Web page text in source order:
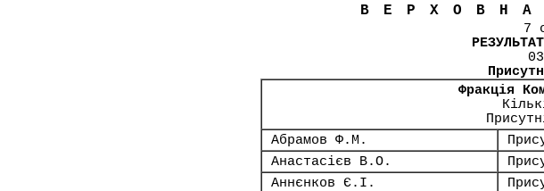
7
Фракція
Абрамов Ф.М.
Анастасієв В.О.
Аннєнков Є.І.